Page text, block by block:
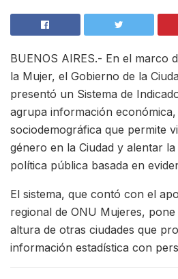
BUENOS AIRES.- En el marco
la Mujer, el Gobierno de la
presentó un Sistema de
agrupa información
sociodemográfica que permite
género en la Ciudad y alentar
política pública basada en
El sistema, que contó con el
regional de ONU Mujeres,
altura de otras ciudades que
información estadística con